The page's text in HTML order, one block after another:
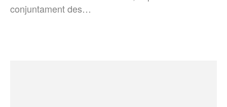
conjuntament des…